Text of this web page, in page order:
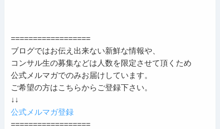
==================
ブログではお伝え出来ない新鮮な情報や、
コンサル生の募集などは人数を限定させて頂くため
公式メルマガでのみお届けしています。
ご希望の方はこちらからご登録下さい。
↓↓
公式メルマガ登録
==================